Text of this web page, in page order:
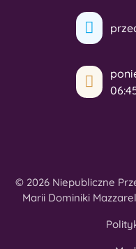
© 2026 Niepubliczne
Marii Dominiki